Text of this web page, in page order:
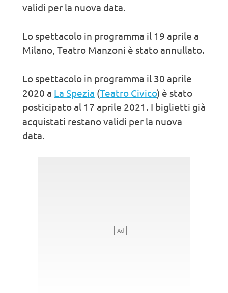
validi per la nuova data.
Lo spettacolo in programma il 19 aprile a
Milano, Teatro Manzoni è stato annullato.
Lo spettacolo in programma il 30 aprile
2020 a La Spezia (Teatro Civico) è stato
posticipato al 17 aprile 2021. I biglietti già
acquistati restano validi per la nuova
data.